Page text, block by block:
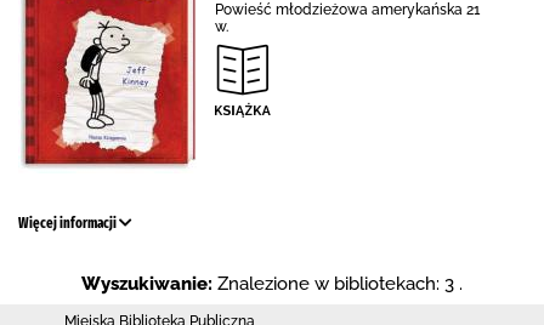
Powieść młodzieżowa amerykańska 21
w.
Więcej informacji
Wyszukiwanie: Znalezione w bibliotekach: 3 .
Miejska Biblioteka Publiczna